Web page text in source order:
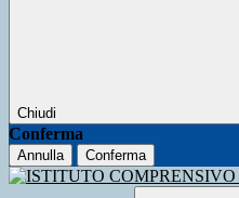
Chiudi
Conferma
Annulla Conferma